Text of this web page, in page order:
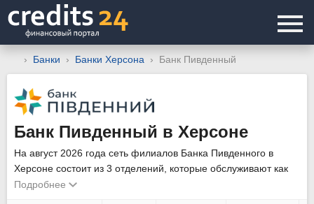
Банки Банки Херсона Банк Пивденный
Банк Пивденный в Херсоне
На август 2026 года сеть филиалов Банка Пивденного в
Херсоне состоит из 3 отделений, которые обслуживают как
физических, так и юридических лиц. Уточнить график работы
Подробнее